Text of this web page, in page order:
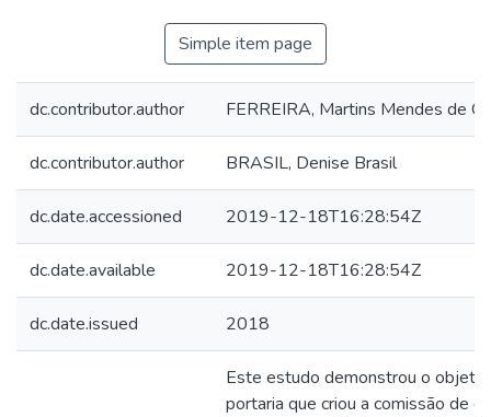
Simple item page
dc.contributor.author FERREIRA, Martins Mendes de
dc.contributor.author BRASIL, Denise Brasil
dc.date.accessioned 2019-12-18T16:28:54Z
dc.date.available 2019-12-18T16:28:54Z
dc.date.issued 2018
Este estudo demonstrou o
portaria que criou a comissão de